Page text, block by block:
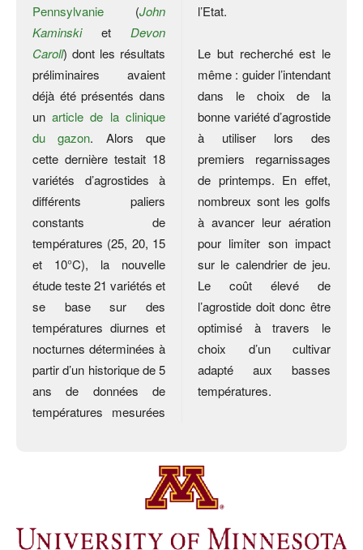
Pennsylvanie (John
Kaminski et Devon
Caroll) dont les résultats
préliminaires avaient
déjà été présentés dans
un article de la clinique
du gazon. Alors que
cette dernière testait 18
variétés d’agrostides à
différents paliers
constants de
températures (25, 20, 15
et 10°C), la nouvelle
étude teste 21 variétés et
se base sur des
températures diurnes et
nocturnes déterminées à
partir d’un historique de 5
ans de données de
températures mesurées
l’Etat.
Le but recherché est le
même : guider l’intendant
dans le choix de la
bonne variété d’agrostide
à utiliser lors des
premiers regarnissages
de printemps. En effet,
nombreux sont les golfs
à avancer leur aération
pour limiter son impact
sur le calendrier de jeu.
Le coût élevé de
l’agrostide doit donc être
optimisé à travers le
choix d’un cultivar
adapté aux basses
températures.